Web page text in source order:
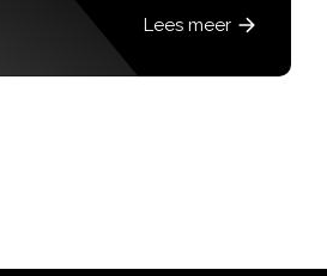
Lees meer